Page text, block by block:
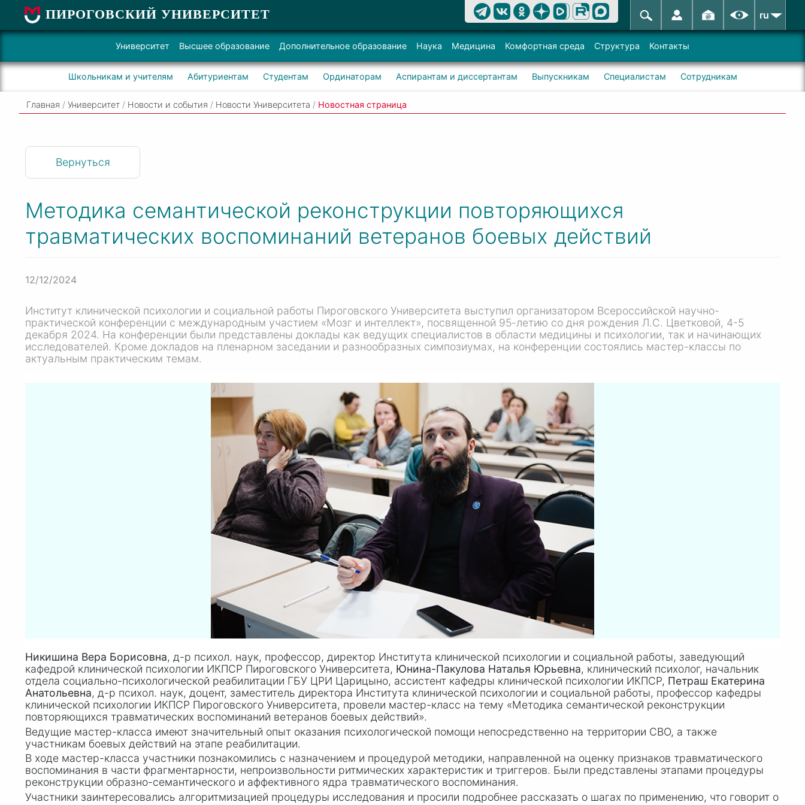
ПИРОГОВСКИЙ УНИВЕРСИТЕТ ru
Университет Высшее образование Дополнительное образование Наука Медицина Комфортная среда Структура Контакты
Школьникам и учителям Абитуриентам Студентам Ординаторам Аспирантам и диссертантам Выпускникам Специалистам Сотрудникам
Главная / Университет / Новости и события / Новости Университета / Новостная страница
Методика семантической реконструкции повторяющихся
травматических воспоминаний ветеранов боевых действий
12/12/2024
Институт клинической психологии и социальной работы Пироговского Университета выступил организатором Всероссийской научно-
практической конференции с международным участием «Мозг и интеллект», посвященной 95-летию со дня рождения Л.С. Цветковой, 4-5
декабря 2024. На конференции были представлены доклады как ведущих специалистов в области медицины и психологии, так и начинающих
исследователей. Кроме докладов на пленарном заседании и разнообразных симпозиумах, на конференции состоялись мастер-классы по
актуальным практическим темам.
Никишина Вера Борисовна, д-р психол. наук, профессор, директор Института клинической психологии и социальной работы, заведующий
кафедрой клинической психологии ИКПСР Пироговского Университета, Юнина-Пакулова Наталья Юрьевна, клинический психолог, начальник
отдела социально-психологической реабилитации ГБУ ЦРИ Царицыно, ассистент кафедры клинической психологии ИКПСР, Петраш Екатерина
Анатольевна, д-р психол. наук, доцент, заместитель директора Института клинической психологии и социальной работы, профессор кафедры
клинической психологии ИКПСР Пироговского Университета, провели мастер-класс на тему «Методика семантической реконструкции
повторяющихся травматических воспоминаний ветеранов боевых действий».
Ведущие мастер-класса имеют значительный опыт оказания психологической помощи непосредственно на территории СВО, а также
участникам боевых действий на этапе реабилитации.
В ходе мастер-класса участники познакомились с назначением и процедурой методики, направленной на оценку признаков травматического
воспоминания в части фрагментарности, непроизвольности ритмических характеристик и триггеров. Были представлены этапами процедуры
реконструкции образно-семантического и аффективного ядра травматического воспоминания.
Участники заинтересовались алгоритмизацией процедуры исследования и просили подробнее рассказать о шагах по применению, что говорит о
Вернуться